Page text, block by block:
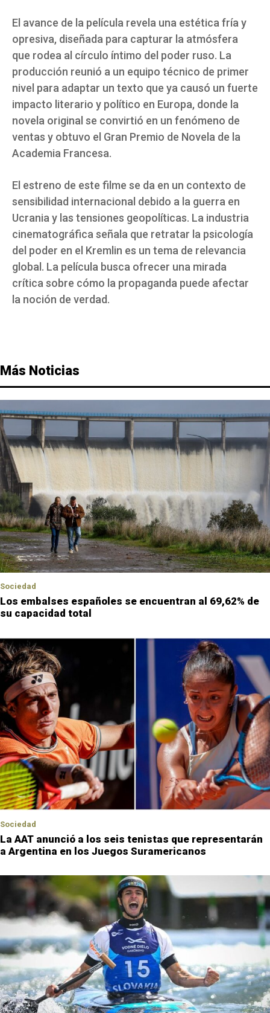
El avance de la película revela una estética fría y
opresiva, diseñada para capturar la atmósfera
que rodea al círculo íntimo del poder ruso. La
producción reunió a un equipo técnico de primer
nivel para adaptar un texto que ya causó un fuerte
impacto literario y político en Europa, donde la
novela original se convirtió en un fenómeno de
ventas y obtuvo el Gran Premio de Novela de la
Academia Francesa.
El estreno de este filme se da en un contexto de
sensibilidad internacional debido a la guerra en
Ucrania y las tensiones geopolíticas. La industria
cinematográfica señala que retratar la psicología
del poder en el Kremlin es un tema de relevancia
global. La película busca ofrecer una mirada
crítica sobre cómo la propaganda puede afectar
la noción de verdad.
Más Noticias
Sociedad
Los embalses españoles se encuentran al 69,62% de
su capacidad total
Sociedad
La AAT anunció a los seis tenistas que representarán
a Argentina en los Juegos Suramericanos